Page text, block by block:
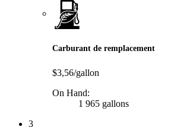
Carburant de remplacement
$3,56/gallon
On Hand:
1 965 gallons
3